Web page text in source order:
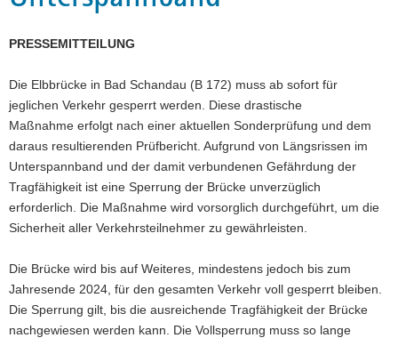
v
g
a
t
i
o
n
PRESSEMITTEILUNG
Die Elbbrücke in Bad Schandau (B 172) muss ab sofort für
jeglichen Verkehr gesperrt werden. Diese drastische
Maßnahme erfolgt nach einer aktuellen Sonderprüfung und dem
daraus resultierenden Prüfbericht. Aufgrund von Längsrissen im
Unterspannband und der damit verbundenen Gefährdung der
Tragfähigkeit ist eine Sperrung der Brücke unverzüglich
erforderlich. Die Maßnahme wird vorsorglich durchgeführt, um die
Sicherheit aller Verkehrsteilnehmer zu gewährleisten.
Die Brücke wird bis auf Weiteres, mindestens jedoch bis zum
Jahresende 2024, für den gesamten Verkehr voll gesperrt bleiben.
Die Sperrung gilt, bis die ausreichende Tragfähigkeit der Brücke
nachgewiesen werden kann. Die Vollsperrung muss so lange